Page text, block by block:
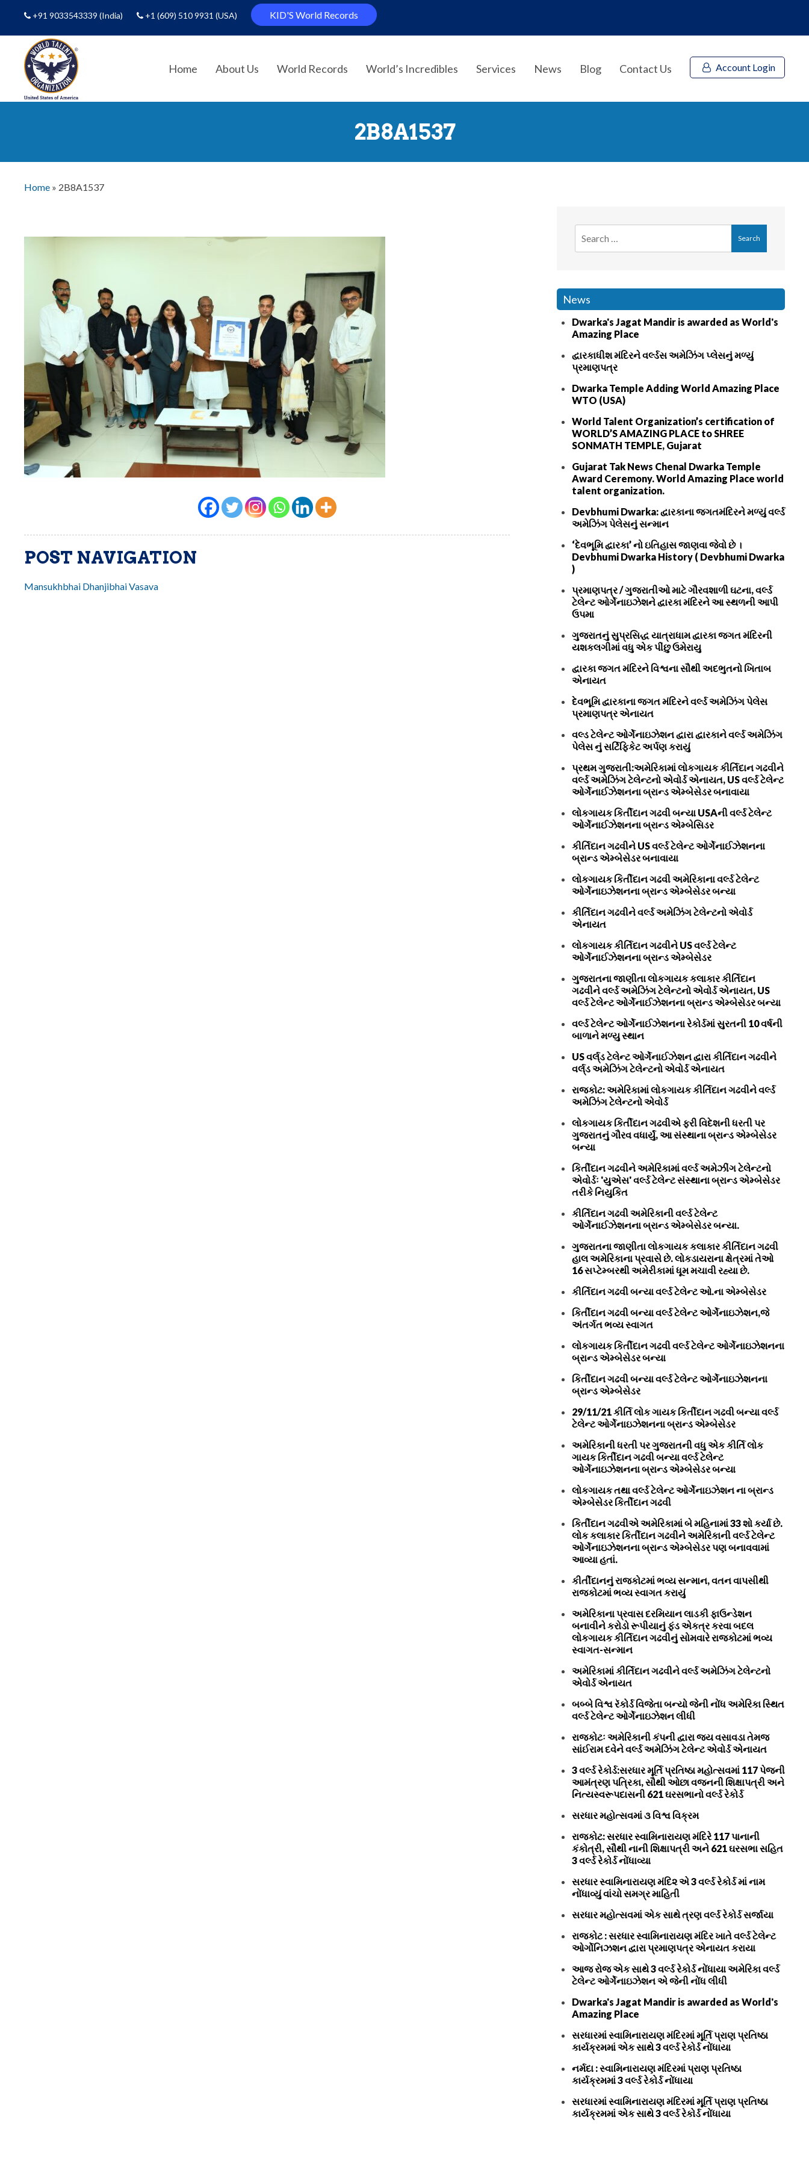
+91 9033543339(India) +1 (609) 510 9931 (USA) KID'S World Records
Home About Us World Records World’s Incredibles Services News Blog Contact Us Account Login
2B8A1537
Home » 2B8A1537
POST NAVIGATION
Mansukhbhai Dhanjibhai Vasava
News
Dwarka's Jagat Mandir is awarded as World's
Amazing Place
દ્વારકાધીશ મંદિરને વર્લ્ડસ અમેઝિંગ પ્લેસનું મળ્યું
પ્રમાણપત્ર
Dwarka Temple Adding World Amazing Place
WTO (USA)
World Talent Organization’s certification of
WORLD’S AMAZING PLACE to SHREE
SONMATH TEMPLE, Gujarat
Gujarat Tak News Chenal Dwarka Temple
Award Ceremony. World Amazing Place world
talent organization.
Devbhumi Dwarka: દ્વારકાના જગતમંદિરને મળ્યું વર્લ્ડ
અમેઝિંગ પેલેસનું સન્માન
‘દેવભૂમિ દ્વારકા’ નો ઇતિહાસ જાણવા જેવો છે ।
Devbhumi Dwarka History ( Devbhumi Dwarka
)
પ્રમાણપત્ર / ગુજરાતીઓ માટે ગૌરવશાળી ઘટના, વર્લ્ડ
ટેલેન્ટ ઓર્ગેનાઇઝેશને દ્વારકા મંદિરને આ સ્થળની આપી
ઉપમા
ગુજરાતનું સુપ્રસિદ્ધ યાત્રાધામ દ્વારકા જગત મંદિરની
યશકલગીમાં વધુ એક પીંછુ ઉમેરાયુ
દ્વારકા જગત મંદિરને વિશ્વના સૌથી અદભુતનો ખિતાબ
એનાયત
દેવભૂમિ દ્વારકાના જગત મંદિરને વર્લ્ડ અમેઝિંગ પેલેસ
પ્રમાણપત્ર એનાયત
વલ્ડ ટેલેન્ટ ઓર્ગેનાઇઝેશન દ્વારા દ્વારકાને વર્લ્ડ અમેઝિંગ
પેલેસ નું સર્ટિફિકેટ અર્પણ કરાયું
પ્રથમ ગુજરાતી:અમેરિકામાં લોકગાયક કીર્તિદાન ગઢવીને
વર્લ્ડ અમેઝિંગ ટેલેન્ટનો એવોર્ડ એનાયત, US વર્લ્ડ ટેલેન્ટ
ઓર્ગેનાઈઝેશનના બ્રાન્ડ એમ્બેસેડર બનાવાયા
લોકગાયક કિર્તીદાન ગઢવી બન્યા USAની વર્લ્ડ ટેલેન્ટ
ઓર્ગેનાઈઝેશનના બ્રાન્ડ એમ્બેસિડર
કીર્તિદાન ગઢવીને US વર્લ્ડ ટેલેન્ટ ઓર્ગેનાઈઝેશનના
બ્રાન્ડ એમ્બેસેડર બનાવાયા
લોકગાયક કિર્તીદાન ગઢવી અમેરિકાના વર્લ્ડ ટેલેન્ટ
ઓર્ગેનાઇઝેશનના બ્રાન્ડ એમ્બેસેડર બન્યા
કીર્તિદાન ગઢવીને વર્લ્ડ અમેઝિંગ ટેલેન્ટનો એવોર્ડ
એનાયત
લોકગાયક કીર્તિદાન ગઢવીને US વર્લ્ડ ટેલેન્ટ
ઓર્ગેનાઈઝેશનના બ્રાન્ડ એમ્બેસેડર
ગુજરાતના જાણીતા લોકગાયક કલાકાર કીર્તિદાન
ગઢવીને વર્લ્ડ અમેઝિંગ ટેલેન્ટનો એવોર્ડ એનાયત, US
વર્લ્ડ ટેલેન્ટ ઓર્ગેનાઈઝેશનના બ્રાન્ડ એમ્બેસેડર બન્યા
વર્લ્ડ ટેલેન્ટ ઓર્ગેનાઈઝેશનના રેકોર્ડમાં સુરતની 10 વર્ષની
બાળાને મળ્યુ સ્થાન
US વર્લ્‌ડ ટેલેન્ટ ઓર્ગેનાઈઝેશન દ્વારા કીર્તિદાન ગઢવીને
વર્લ્‌ડ અમેઝિંગ ટેલેન્ટનો એવોર્ડ એનાયત
રાજકોટ: અમેરિકામાં લોકગાયક કીર્તિદાન ગઢવીને વર્લ્ડ
અમેઝિંગ ટેલેન્ટનો એવોર્ડ
લોકગાયક કિર્તીદાન ગઢવીએ ફરી વિદેશની ધરતી પર
ગુજરાતનું ગૌરવ વધાર્યું, આ સંસ્થાના બ્રાન્ડ એમ્બેસેડર
બન્યા
કિર્તીદાન ગઢવીને અમેરિકામાં વર્લ્ડ અમેઝીંગ ટેલેન્ટનો
એવોર્ડઃ 'યુએસ' વર્લ્ડ ટેલેન્ટ સંસ્થાના બ્રાન્ડ એમ્બેસેડર
તરીકે નિયુકિત
કીર્તિદાન ગઢવી અમેરિકાની વર્લ્ડ ટેલેન્ટ
ઓર્ગેનાઈઝેશનના બ્રાન્ડ એમ્બેસેડર બન્યા.
ગુજરાતના જાણીતા લોકગાયક કલાકાર કીર્તિદાન ગઢવી
હાલ અમેરિકાના પ્રવાસે છે. લોકડાયરાના ક્ષેત્રમાં તેઓ
16 સપ્ટેમ્બરથી અમેરીકામાં ધૂમ મચાવી રહ્યા છે.
કીર્તિદાન ગઢવી બન્યા વર્લ્ડ ટેલેન્ટ ઓ.ના એમ્બેસેડર
કિર્તીદાન ગઢવી બન્યા વર્લ્ડ ટેલેન્ટ ઓર્ગેનાઇઝેશન,જે
અંતર્ગત ભવ્ય સ્વાગત
લોકગાયક કિર્તીદાન ગઢવી વર્લ્ડ ટેલેન્ટ ઓર્ગેનાઇઝેશનના
બ્રાન્ડ એમ્બેસેડર બન્યા
કિર્તીદાન ગઢવી બન્યા વર્લ્ડ ટેલેન્ટ ઓર્ગેનાઇઝેશનના
બ્રાન્ડ એમ્બેસેડર
29/11/21 કીર્તિ લોક ગાયક કિર્તીદાન ગઢવી બન્યા વર્લ્ડ
ટેલેન્ટ ઓર્ગેનાઇઝેશનના બ્રાન્ડ એમ્બેસેડર
અમેરિકાની ધરતી પર ગુજરાતની વધુ એક કીર્તિ લોક
ગાયક કિર્તીદાન ગઢવી બન્યા વર્લ્ડ ટેલેન્ટ
ઓર્ગેનાઇઝેશનના બ્રાન્ડ એમ્બેસેડર બન્યા
લોકગાયક તથા વર્લ્ડ ટેલેન્ટ ઓર્ગેનાઇઝેશન ના બ્રાન્ડ
એમ્બેસેડર કિર્તીદાન ગઢવી
કિર્તીદાન ગઢવીએ અમેરિકામાં બે મહિનામાં 33 શો કર્યા છે.
લોક કલાકાર કિર્તીદાન ગઢવીને અમેરિકાની વર્લ્ડ ટેલેન્ટ
ઓર્ગેનાઇઝેશનના બ્રાન્ડ એમ્બેસેડર પણ બનાવવામાં
આવ્યા હતાં.
કીર્તીદાનનું રાજકોટમાં ભવ્ય સન્માન, વતન વાપસીથી
રાજકોટમાં ભવ્ય સ્વાગત કરાયું
અમેરિકાના પ્રવાસ દરમિયાન લાડકી ફાઉન્ડેશન
બનાવીને કરોડો રૂપીયાનું ફંડ એકત્ર કરવા બદલ
લોકગાયક કીર્તિદાન ગઢવીનું સોમવારે રાજકોટમાં ભવ્ય
સ્વાગત-સન્માન
અમેરિકામાં કીર્તિદાન ગઢવીને વર્લ્ડ અમેઝિંગ ટેલેન્ટનો
એવોર્ડ એનાયત
બબ્બે વિશ્વ રૅકોર્ડ વિજેતા બન્યો જેની નોંધ અમેરિકા સ્થિત
વર્લ્ડ ટેલેન્ટ ઓર્ગેનાઇઝેશન લીધી
રાજકોટઃ અમેરિકાની કંપની દ્વારા જય વસાવડા તેમજ
સાંઈરામ દવેને વર્લ્ડ અમેઝિંગ ટેલેન્ટ એવોર્ડ એનાયત
3 વર્લ્ડ રેકોર્ડ:સરધાર મૂર્તિ પ્રતિષ્ઠા મહોત્સવમાં 117 પેજની
આમંત્રણ પત્રિકા, સૌથી ઓછા વજનની શિક્ષાપત્રી અને
નિત્યસ્વરૂપદાસની 621 ઘરસભાનો વર્લ્ડ રેકોર્ડ
સરધાર મહોત્સવમાં ૩ વિશ્વ વિક્રમ
રાજકોટ: સરધાર સ્વામિનારાયણ મંદિરે 117 પાનાની
કંકોત્રી, સૌથી નાની શિક્ષાપત્રી અને 621 ઘરસભા સહિત
3 વર્લ્ડ રેકોર્ડ નોંધાવ્યા
સરધાર સ્વામિનારાયણ મંદિ૨ એ 3 વર્લ્ડ રેકોર્ડ માં નામ
નોંધાવ્યું વાંચો સમગ્ર માહિતી
સરધાર મહોત્સવમાં એક સાથે ત્રણ વર્લ્ડ રેકોર્ડ સર્જાયા
રાજકોટ : સરધાર સ્વામિનારાયણ મંદિર ખાતે વર્લ્ડ ટેલેન્ટ
ઓર્ગોનિઝશન દ્વારા પ્રમાણપત્ર એનાયત કરાયા
આજ રોજ એક સાથે 3 વર્લ્ડ રેકોર્ડ નોંધાયા અમેરિકા વર્લ્ડ
ટેલેન્ટ ઓર્ગેનાઇઝેશન એ જેની નોંધ લીધી
Dwarka's Jagat Mandir is awarded as World's
Amazing Place
સરધારમાં સ્વામિનારાયણ મંદિરમાં મૂર્તિ પ્રાણ પ્રતિષ્ઠા
કાર્યક્રમમાં એક સાથે 3 વર્લ્ડ રેકોર્ડ નોંધાયા
નર્મદા : સ્વામિનારાયણ મંદિરમાં પ્રાણ પ્રતિષ્ઠા
કાર્યક્રમમાં 3 વર્લ્ડ રેકોર્ડ નોંધાયા
સરધારમાં સ્વામિનારાયણ મંદિરમાં મૂર્તિ પ્રાણ પ્રતિષ્ઠા
કાર્યક્રમમાં એક સાથે 3 વર્લ્ડ રેકોર્ડ નોંધાયા